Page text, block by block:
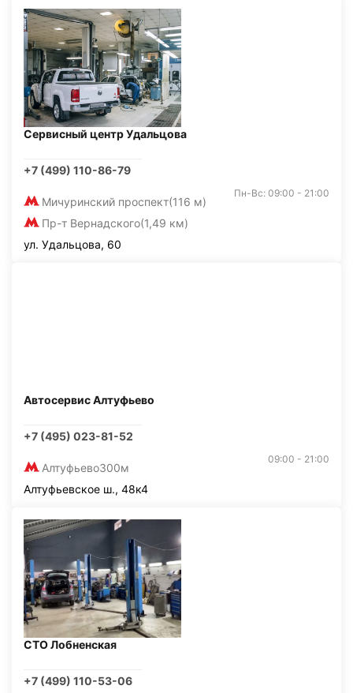
Сервисный центр Удальцова
+7 (499) 110-86-79
Мичуринский проспект(116 м)
Пр-т Вернадского(1,49 км)
Пн-Вс: 09:00 - 21:00
ул. Удальцова, 60
Автосервис Алтуфьево
+7 (495) 023-81-52
Алтуфьево300м
09:00 - 21:00
Алтуфьевское ш., 48к4
СТО Лобненская
+7 (499) 110-53-06